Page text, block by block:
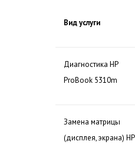
Вид услуги
Диагностика HP
ProBook 5310m
Замена матрицы
(дисплея, экрана) HP